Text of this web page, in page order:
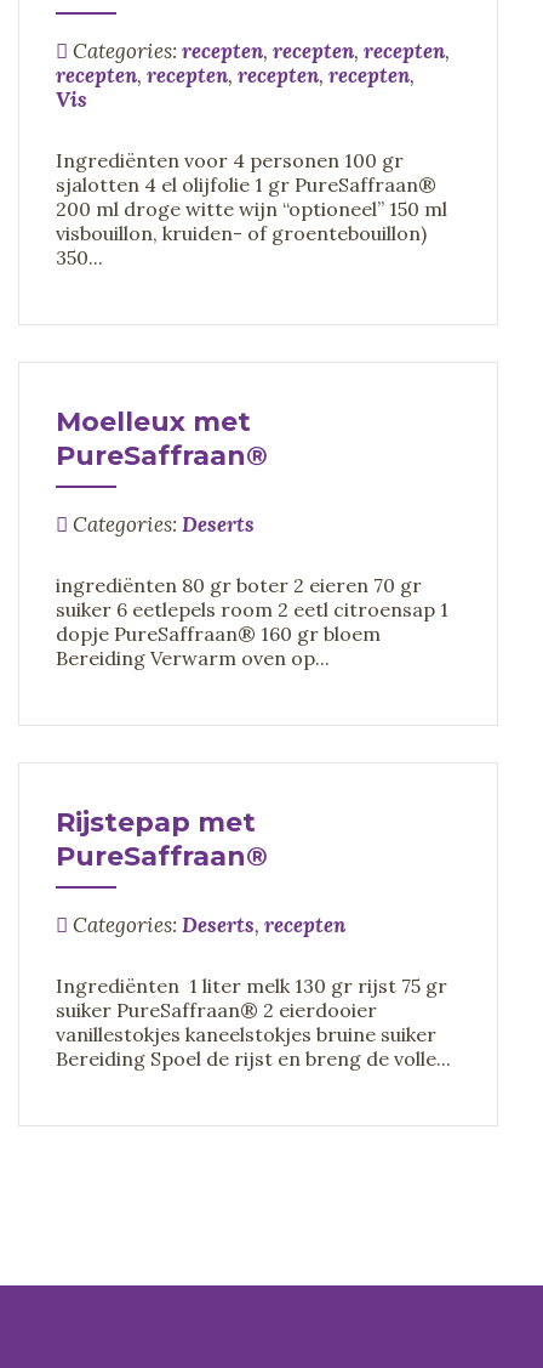
Categories: recepten, recepten, recepten,
recepten, recepten, recepten, recepten,
Vis
Ingrediënten voor 4 personen 100 gr
sjalotten 4 el olijfolie 1 gr PureSaffraan®
200 ml droge witte wijn “optioneel” 150 ml
visbouillon, kruiden- of groentebouillon)
350...
Moelleux met
PureSaffraan®
Categories: Deserts
ingrediënten 80 gr boter 2 eieren 70 gr
suiker 6 eetlepels room 2 eetl citroensap 1
dopje PureSaffraan® 160 gr bloem
Bereiding Verwarm oven op...
Rijstepap met
PureSaffraan®
Categories: Deserts, recepten
Ingrediënten 1 liter melk 130 gr rijst 75 gr
suiker PureSaffraan® 2 eierdooier
vanillestokjes kaneelstokjes bruine suiker
Bereiding Spoel de rijst en breng de volle...